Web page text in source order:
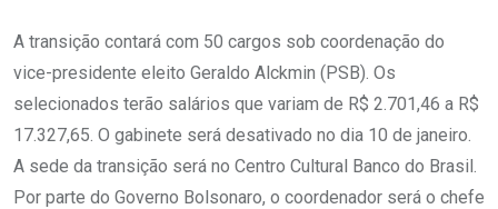
A transição contará com 50 cargos sob coordenação do
vice-presidente eleito Geraldo Alckmin (PSB). Os
selecionados terão salários que variam de R$ 2.701,46 a R$
17.327,65. O gabinete será desativado no dia 10 de janeiro.
A sede da transição será no Centro Cultural Banco do Brasil.
Por parte do Governo Bolsonaro, o coordenador será o chefe